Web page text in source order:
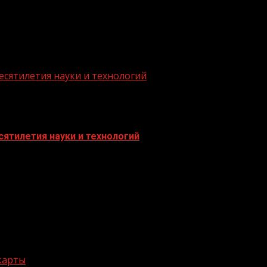
науки и технологий
науки и технологий